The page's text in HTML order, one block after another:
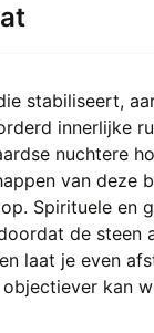
stabiliseert,
innerlijke
nuchtere
van deze
Spirituele en
de steen
laat je even
kan